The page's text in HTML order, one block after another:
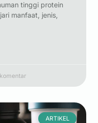
tinggi protein
manfaat, jenis,
ARTIKEL